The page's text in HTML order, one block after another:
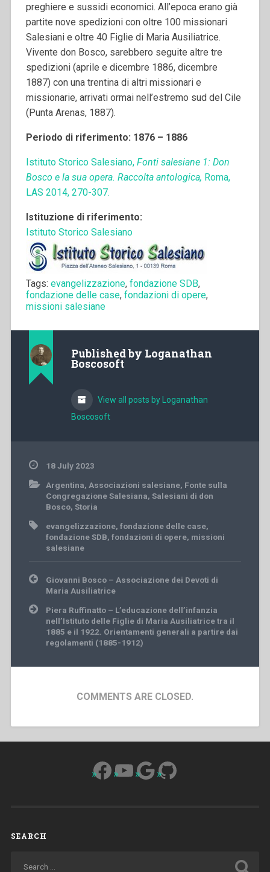
preghiere e sussidi economici. All’epoca erano già
partite nove spedizioni con oltre 100 missionari
Salesiani e oltre 40 Figlie di Maria Ausiliatrice.
Vivente don Bosco, sarebbero seguite altre tre
spedizioni (aprile e dicembre 1886, dicembre
1887) con una trentina di altri missionari e
missionarie, arrivati ormai nell’estremo sud del Cile
(Punta Arenas, 1887).
Periodo di riferimento: 1876 – 1886
Istituto Storico Salesiano,Fonti salesiane 1: Don
Bosco e la sua opera. Raccolta antologica, Roma,
LAS 2014, 270-307.
Istituzione di riferimento:
Istituto Storico Salesiano
Tags: evangelizzazione, fondazione SDB,
fondazione delle case, fondazioni di opere,
missioni salesiane
Published by Loganathan
Boscosoft
View all posts by Loganathan
Boscosoft
18 July 2023
Argentina, Associazioni salesiane, Fonte sulla
Congregazione Salesiana, Salesiani di don
Bosco, Storia
evangelizzazione, fondazione delle case,
fondazione SDB, fondazioni di opere, missioni
salesiane
Post
navigation
Giovanni Bosco – Associazione dei Devoti di
Maria Ausiliatrice
Piera Ruffinatto – L’educazione dell’infanzia
nell’Istituto delle Figlie di Maria Ausiliatrice tra il
1885 e il 1922. Orientamenti generali a partire dai
regolamenti (1885-1912)
COMMENTS ARE CLOSED.
Facebook
YouTube
Google
GitHub
SEARCH